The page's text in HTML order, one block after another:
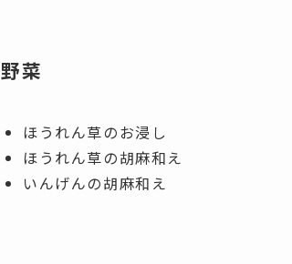
野菜
ほうれん草のお浸し
ほうれん草の胡麻和え
いんげんの胡麻和え